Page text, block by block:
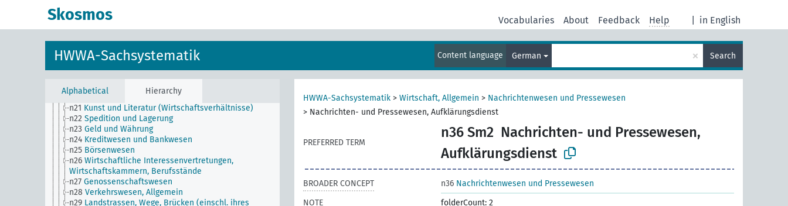
Skosmos in English
Vocabularies About Feedback Help
HWWA-Sachsystematik Content language German × Search
Alphabetical Hierarchy
n14 Handwerk
n17 Bauwesen und Wohnungswesen
n2 Berichte über die wirtschaftliche Lage
n20
n21 Kunst und Literatur (Wirtschaftsverhältnisse)
n22 Spedition und Lagerung
n23 Geld und Währung
n24 Kreditwesen und Bankwesen
n25 Börsenwesen
n26 Wirtschaftliche Interessenvertretungen,
Wirtschaftskammern, Berufsstände
n27 Genossenschaftswesen
n28 Verkehrswesen, Allgemein
n29 Landstrassen, Wege, Brücken (einschl. ihres
HWWA-Sachsystematik > Wirtschaft, Allgemein > Nachrichtenwesen und Pressewesen
> Nachrichten- und Pressewesen, Aufklärungsdienst
PREFERRED TERM
n36 Sm2 Nachrichten- und Pressewesen,
Aufklärungsdienst
BROADER CONCEPT n36 Nachrichtenwesen und Pressewesen
NOTE
folderCount: 2